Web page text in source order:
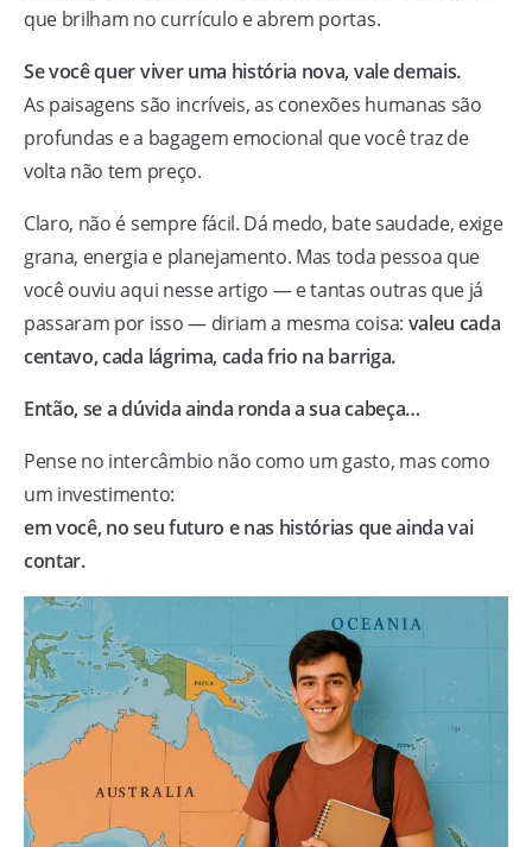
que brilham no currículo e abrem portas.
Se você quer viver uma história nova, vale demais.
As paisagens são incríveis, as conexões humanas são
profundas e a bagagem emocional que você traz de
volta não tem preço.
Claro, não é sempre fácil. Dá medo, bate saudade, exige
grana, energia e planejamento. Mas toda pessoa que
você ouviu aqui nesse artigo — e tantas outras que já
passaram por isso — diriam a mesma coisa: valeu cada
centavo, cada lágrima, cada frio na barriga.
Então, se a dúvida ainda ronda a sua cabeça…
Pense no intercâmbio não como um gasto, mas como
um investimento:
em você, no seu futuro e nas histórias que ainda vai
contar.